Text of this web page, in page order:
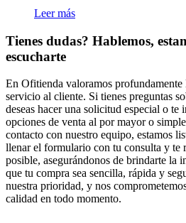
Leer más
Tienes dudas? Hablemos,
escucharte
En Ofitienda valoramos
servicio al cliente. Si tienes preguntas
deseas hacer una solicitud especial o te
opciones de venta al por mayor o
contacto con nuestro equipo, estamos
llenar el formulario con tu consulta y te
posible, asegurándonos de brindarte la
que tu compra sea sencilla, rápida y
nuestra prioridad, y nos
calidad en todo momento.